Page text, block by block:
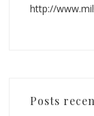
http://
Posts